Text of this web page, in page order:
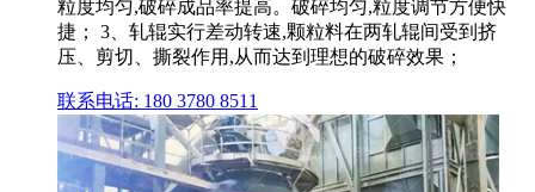
粒度均匀,破碎成品率提高。破碎均匀,粒度调节方便快
捷； 3、轧辊实行差动转速,颗粒料在两轧辊间受到挤
压、剪切、撕裂作用,从而达到理想的破碎效果；
联系电话: 180 3780 8511